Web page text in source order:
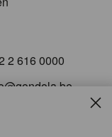
2 616 0000
op